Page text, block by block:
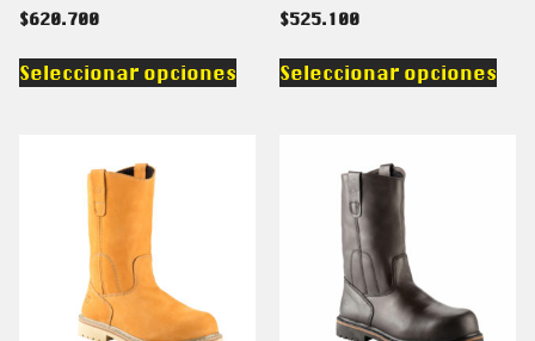
$620.700
Seleccionar opciones
$525.100
Seleccionar opciones